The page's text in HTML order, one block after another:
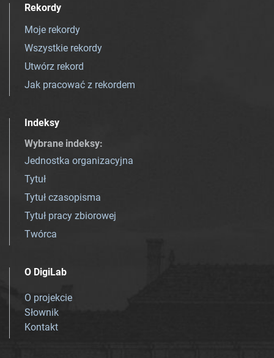
Rekordy
Moje rekordy
Wszystkie rekordy
Utwórz rekord
Jak pracować z rekordem
Indeksy
Wybrane indeksy:
Jednostka organizacyjna
Tytuł
Tytuł czasopisma
Tytuł pracy zbiorowej
Twórca
O DigiLab
O projekcie
Słownik
Kontakt